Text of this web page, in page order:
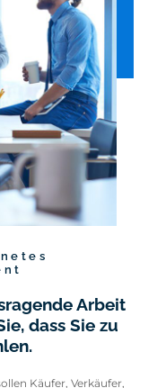
Arbeit
dass Sie zu
Käufer, Verkäufer,